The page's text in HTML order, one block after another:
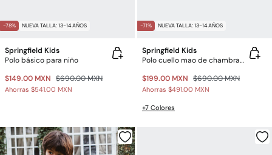
-78% NUEVA TALLA: 13-14 AÑOS
Springfield Kids
Polo básico para niño
$149.00 MXN $690.00 MXN
Ahorras $541.00 MXN
-71% NUEVA TALLA: 13-14 AÑOS
Springfield Kids
Polo cuello mao de chambray para niño
$199.00 MXN $690.00 MXN
Ahorras $491.00 MXN
+7 Colores